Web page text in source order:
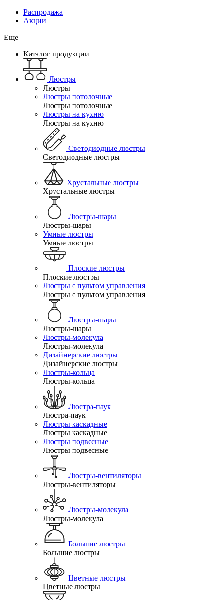
Распродажа
Акции
Еще
Каталог продукции
Люстры
Люстры
Люстры потолочные
Люстры потолочные
Люстры на кухню
Люстры на кухню
Светодиодные люстры
Светодиодные люстры
Хрустальные люстры
Хрустальные люстры
Люстры-шары
Люстры-шары
Умные люстры
Умные люстры
Плоские люстры
Плоские люстры
Люстры с пультом управления
Люстры с пультом управления
Люстры-шары
Люстры-шары
Люстры-молекула
Люстры-молекула
Дизайнерские люстры
Дизайнерские люстры
Люстры-кольца
Люстры-кольца
Люстра-паук
Люстра-паук
Люстры каскадные
Люстры каскадные
Люстры подвесные
Люстры подвесные
Люстры-вентиляторы
Люстры-вентиляторы
Люстры-молекула
Люстры-молекула
Большие люстры
Большие люстры
Цветные люстры
Цветные люстры